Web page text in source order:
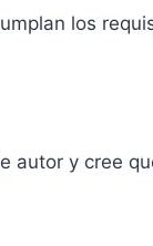
los
y cree